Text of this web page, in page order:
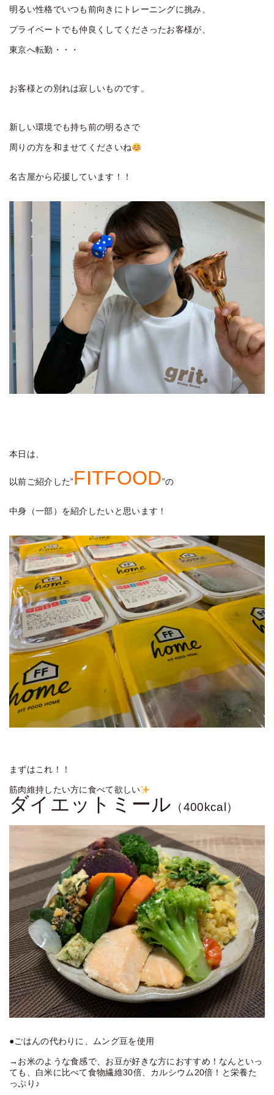
明るい性格でいつも前向きにトレーニングに挑み、
プライベートでも仲良くしてくださったお客様が、
東京へ転勤・・・
お客様との別れは寂しいものです。
新しい環境でも持ち前の明るさで
周りの方を和ませてくださいね
名古屋から応援しています！！
本日は、
以前ご紹介した”FITFOOD”の
中身（一部）を紹介したいと思います！
まずはこれ！！
筋肉維持したい方に食べて欲しい
ダイエットミール （400kcal）
●ごはんの代わりに、ムング豆を使用
→お米のような食感で、お豆が好きな方におすすめ！なんといっ
ても、白米に比べて食物繊維30倍、カルシウム20倍！と栄養た
っぷり♪